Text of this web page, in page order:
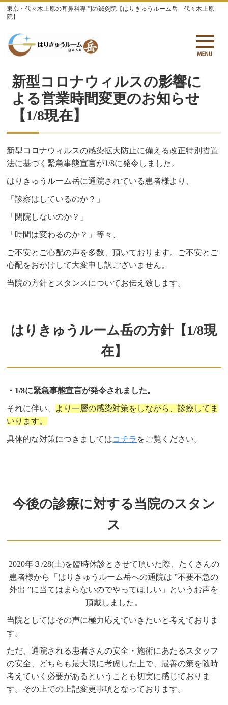
東京・代々木上原の耳鼻科専門の鍼灸院【はりきゅうルーム岳 代々木上原
院】
新型コロナウィルスの影響に
よる営業時間変更のお知らせ
【1/8現在】
新型コロナウィルスの感染拡大防止に備える改正特別措置
法に基づく緊急事態宣言が1/8に発令しました。
はりきゅうルーム岳に通院されている患者様より、
「診察はしているのか？」
「閉院しないのか？」
「時間は変わるのか？」等々、
ご不安とご心配の声を多数、頂いております。ご不安とご
心配をおかけして大変申し訳ございません。
当院の方針とスタンスについてお伝え致します。
はりきゅうルーム岳の方針【1/8現
在】
・1/8に緊急事態宣言が発令されました。
それに伴い、 より一層の感染対策をしながら、診療してま
いります。
具体的な対策につきましてはコチラ をご覧ください。
今後の診療に対する当院のスタン
ス
2020年３/28(土)を臨時休診とさせて頂いた際、たくさんの
患者様から「はりきゅうルーム岳への通院は ”不要不急の
外出 ”に当てはまらないのでやってほしい」というお声を
頂戴しました。
当院としてはその声に極力応えていきたいと考えておりま
す。
ただ、通院される患者さんの安全・施術にあたるスタッフ
の安全、どちらも最大限に考慮した上で、最善の策を随時
考えていく必要があるということも切実に感じておりま
す。その上での上記変更事項となっております。